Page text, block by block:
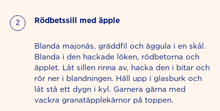
Rödbetssill med äpple
Blanda majonäs, gräddfil och äggula i en skål.
Blanda i den hackade löken, rödbetorna och
äpplet. Låt sillen rinna av, hacka den i bitar och
rör ner i blandningen. Häll upp i glasburk och
låt stå ett dygn i kyl. Garnera gärna med
vackra granatäpplekärnor på toppen.